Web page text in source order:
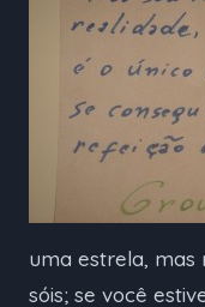
uma estrela, mas
sóis; se você